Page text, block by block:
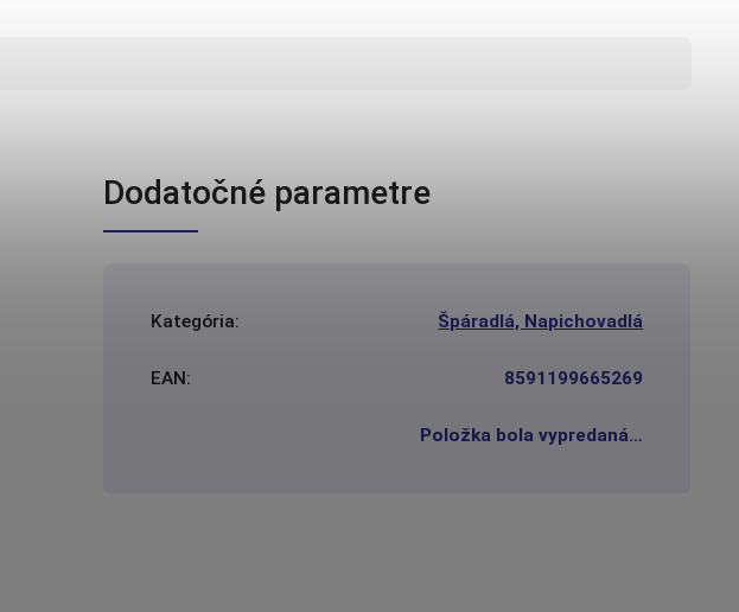
Dodatočné parametre
Kategória: Špáradlá, Napichovadlá
EAN: 8591199665269
Položka bola vypredaná…